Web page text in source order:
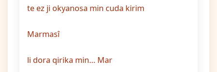
te ez ji okyanosa min cuda kirim
Marmasî
li dora qirika min… Mar